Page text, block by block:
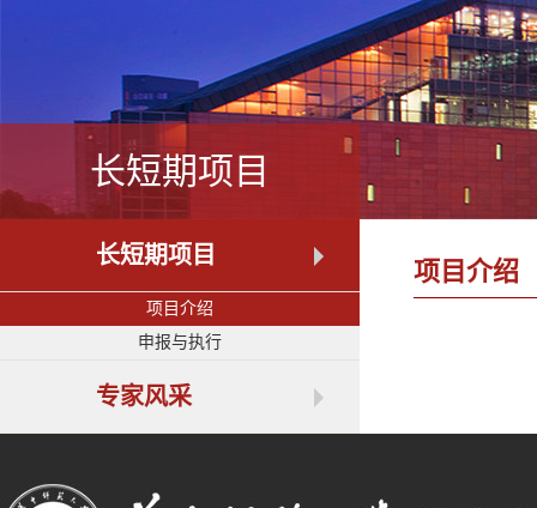
长短期项目
长短期项目
项目介绍
申报与执行
专家风采
项目介绍